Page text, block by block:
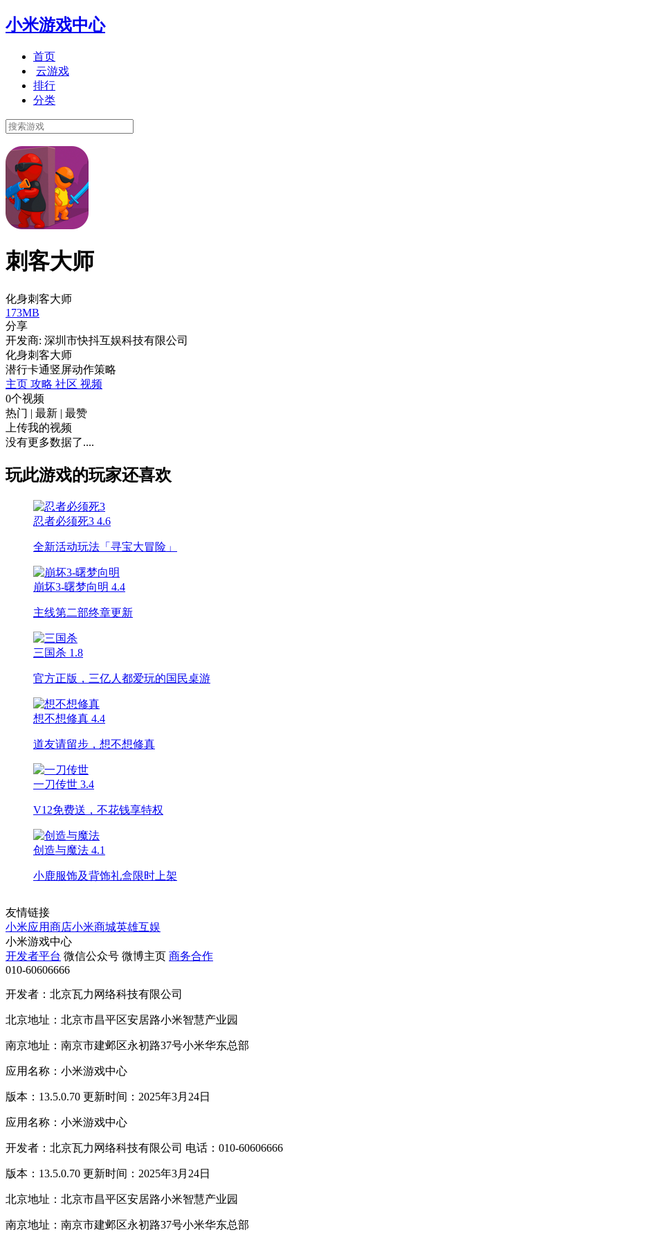
小米游戏中心
首页
云游戏
排行
分类
刺客大师
化身刺客大师
173MB
分享
开发商: 深圳市快抖互娱科技有限公司
化身刺客大师
潜行卡通竖屏动作策略
主页 攻略 社区 视频
0个视频
热门 | 最新 | 最赞
上传我的视频
没有更多数据了....
玩此游戏的玩家还喜欢
忍者必须死3 4.6
全新活动玩法「寻宝大冒险」
崩坏3-曙梦向明 4.4
主线第二部终章更新
三国杀 1.8
官方正版，三亿人都爱玩的国民桌游
想不想修真 4.4
道友请留步，想不想修真
一刀传世 3.4
V12免费送，不花钱享特权
创造与魔法 4.1
小鹿服饰及背饰礼盒限时上架
友情链接
小米应用商店小米商城英雄互娱
小米游戏中心
开发者平台 微信公众号 微博主页 商务合作
010-60606666
开发者：北京瓦力网络科技有限公司
北京地址：北京市昌平区安居路小米智慧产业园
南京地址：南京市建邺区永初路37号小米华东总部
应用名称：小米游戏中心
版本：13.5.0.70 更新时间：2025年3月24日
应用名称：小米游戏中心
开发者：北京瓦力网络科技有限公司 电话：010-60606666
版本：13.5.0.70 更新时间：2025年3月24日
北京地址：北京市昌平区安居路小米智慧产业园
南京地址：南京市建邺区永初路37号小米华东总部